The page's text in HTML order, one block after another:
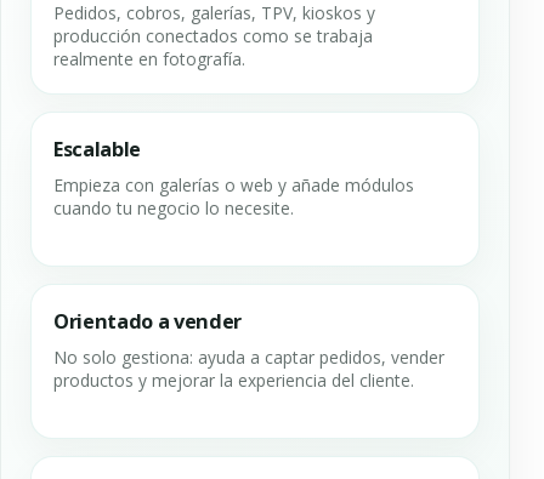
Pedidos, cobros, galerías, TPV, kioskos y
producción conectados como se trabaja
realmente en fotografía.
Escalable
Empieza con galerías o web y añade módulos
cuando tu negocio lo necesite.
Orientado a vender
No solo gestiona: ayuda a captar pedidos, vender
productos y mejorar la experiencia del cliente.